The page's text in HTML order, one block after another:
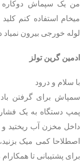
من یک سپماش دوکاره
میخام استفاده کنم
لوله خورجی بیرون
ادمین گرین تولز
با سلام و درود
سمپاش برای گرفتن
پمپ دستگاه به یک فشار
داخل مخزن آب ریختید
اصطلاحا کمی میک
برای پشتیبانی تا همکارام